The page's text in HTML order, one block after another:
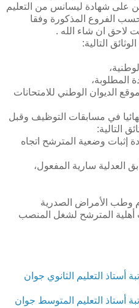
على شهادة ليسانس من التعليم
حسب الفروع المذكورة وفقا
لاحق ان شاء الله .
التالية:
الديوان الوطني للامتحانات
في مسابقات التوظيف وقبل
التالية:
إثبات وضعية المترشح اتجاه
العام وطب الأمراض الصدرية
المترشح لشغل المنصب
التعليم الثانوي جوان
أستاذ التعليم المتوسط جوان